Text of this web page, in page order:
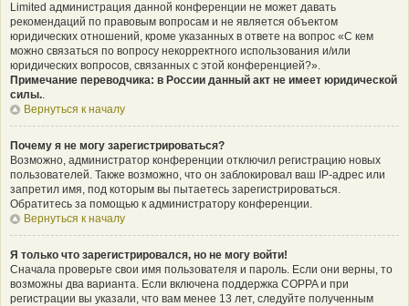
Limited администрация данной конференции не может давать
рекомендаций по правовым вопросам и не является объектом
юридических отношений, кроме указанных в ответе на вопрос «С кем
можно связаться по вопросу некорректного использования и/или
юридических вопросов, связанных с этой конференцией?».
Примечание переводчика: в России данный акт не имеет юридической
силы..
Вернуться к началу
Почему я не могу зарегистрироваться?
Возможно, администратор конференции отключил регистрацию новых
пользователей. Также возможно, что он заблокировал ваш IP-адрес или
запретил имя, под которым вы пытаетесь зарегистрироваться.
Обратитесь за помощью к администратору конференции.
Вернуться к началу
Я только что зарегистрировался, но не могу войти!
Сначала проверьте свои имя пользователя и пароль. Если они верны, то
возможны два варианта. Если включена поддержка COPPA и при
регистрации вы указали, что вам менее 13 лет, следуйте полученным